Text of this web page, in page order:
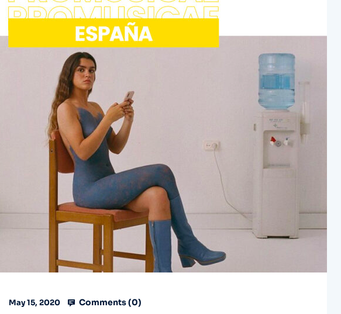
May 15, 2020 Comments (0)